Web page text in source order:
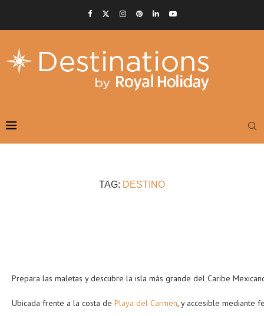
TAG: DESTINO
Prepara las maletas y descubre la isla más grande del Caribe
Ubicada frente a la costa de Playa del Carmen, y accesible mediante